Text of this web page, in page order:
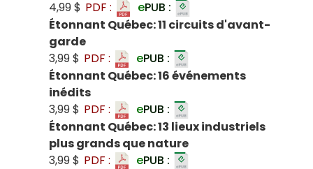
4,99 $ PDF : ePUB :
Étonnant Québec: 11 circuits d'avant-
garde
3,99 $ PDF : ePUB :
Étonnant Québec: 16 événements
inédits
3,99 $ PDF : ePUB :
Étonnant Québec: 13 lieux industriels
plus grands que nature
3,99 $ PDF : ePUB :